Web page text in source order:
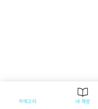
카테고리 내 책장